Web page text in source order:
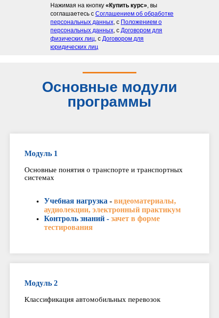
Нажимая на кнопку «Купить курс», вы
соглашаетесь с Соглашением об обработке
персональных данных, с Положением о
персональных данных, с Договором для
физических лиц, с Договором для
юридических лиц
Основные модули
программы
Модуль 1
Основные понятия о транспорте и транспортных
системах
Учебная нагрузка - видеоматериалы,
аудиолекции, электронный практикум
Контроль знаний - зачет в форме
тестирования
Модуль 2
Классификация автомобильных перевозок